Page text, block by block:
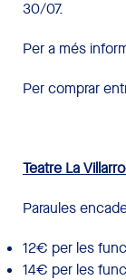
30/07.
Per a més
Per comprar
Teatre La
Paraules
12€ per les
14€ per les